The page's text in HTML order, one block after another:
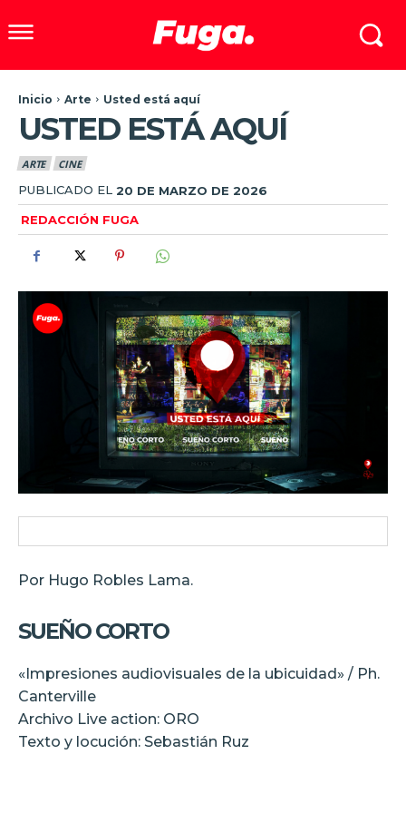
Inicio Arte Usted está aquí
USTED ESTÁ AQUÍ
ARTE CINE
PUBLICADO EL 20 DE MARZO DE 2026
REDACCIÓN FUGA
Por Hugo Robles Lama.
SUEÑO CORTO
«Impresiones audiovisuales de la ubicuidad» / Ph.
Canterville
Archivo Live action: ORO
Texto y locución: Sebastián Ruz